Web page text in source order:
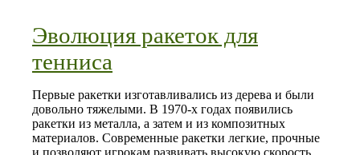
Эволюция ракеток для
тенниса
Первые ракетки изготавливались из дерева и были
довольно тяжелыми. В 1970-х годах появились
ракетки из металла, а затем и из композитных
материалов. Современные ракетки легкие, прочные
и позволяют игрокам развивать высокую скорость